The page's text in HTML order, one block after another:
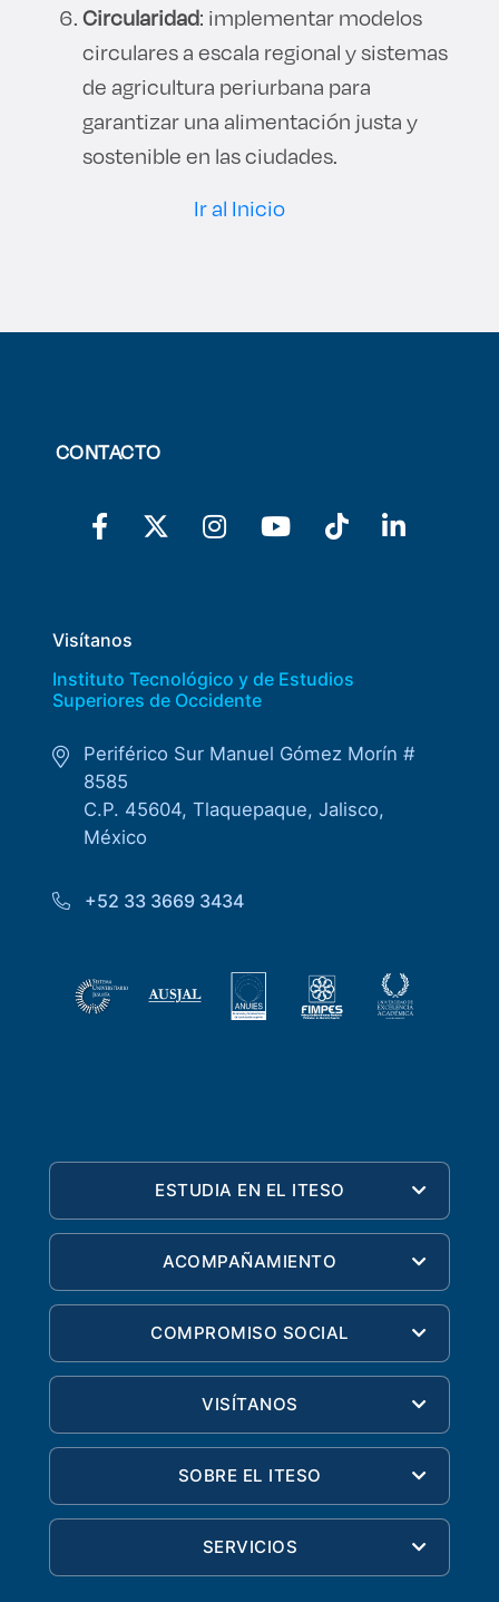
Circularidad: implementar modelos
circulares a escala regional y sistemas
de agricultura periurbana para
garantizar una alimentación justa y
sostenible en las ciudades.
Ir al Inicio
CONTACTO
Visítanos
Instituto Tecnológico y de Estudios
Superiores de Occidente
Periférico Sur Manuel Gómez Morín #
8585
C.P. 45604, Tlaquepaque, Jalisco,
México
+52 33 3669 3434
ESTUDIA EN EL ITESO
ACOMPAÑAMIENTO
COMPROMISO SOCIAL
VISÍTANOS
SOBRE EL ITESO
SERVICIOS